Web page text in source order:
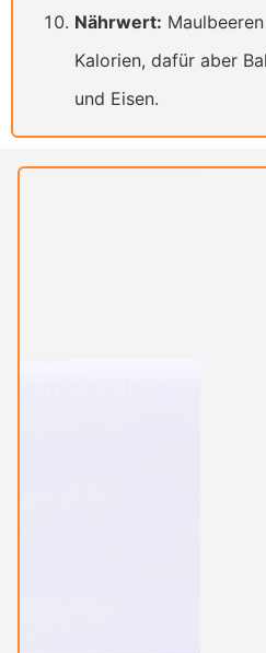
Nährwert:
Kalorien, dafür aber
und Eisen.